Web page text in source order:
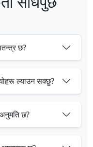
छ?
ल्याउन सक्छु?
छ?